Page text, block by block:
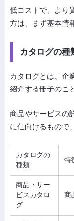
低コストで、より
方は、まず基本情
カタログの種
カタログとは、企
紹介する冊子のこ
商品やサービスの
に仕向けるもので
カタログの
種類
特
商品・サー
ビスカタロ
グ
商